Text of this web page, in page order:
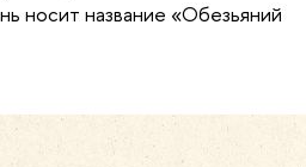
носит название «Обезьяний